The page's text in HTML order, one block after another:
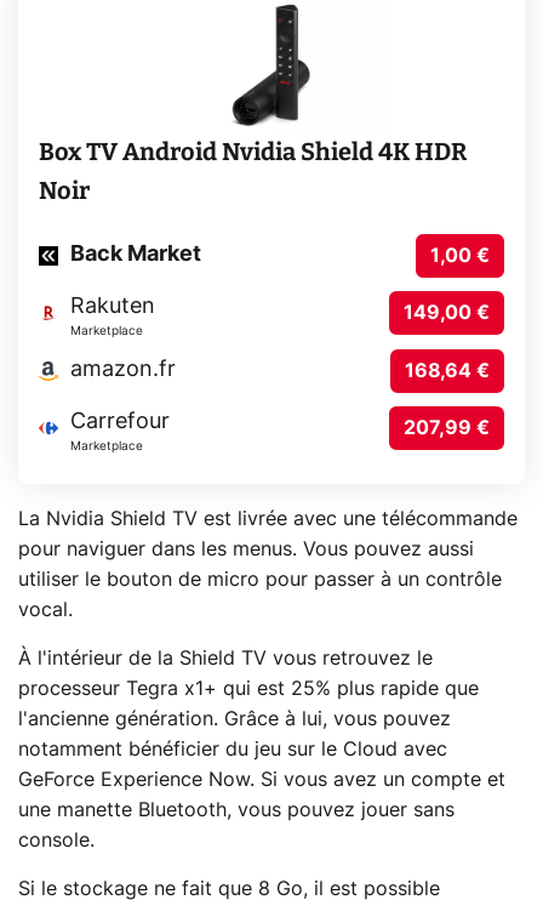
Box TV Android Nvidia Shield 4K HDR
Noir
Back Market 1,00 €
Rakuten
Marketplace
149,00 €
amazon.fr 168,64 €
Carrefour
Marketplace
207,99 €
La Nvidia Shield TV est livrée avec une télécommande
pour naviguer dans les menus. Vous pouvez aussi
utiliser le bouton de micro pour passer à un contrôle
vocal.
À l'intérieur de la Shield TV vous retrouvez le
processeur Tegra x1+ qui est 25% plus rapide que
l'ancienne génération. Grâce à lui, vous pouvez
notamment bénéficier du jeu sur le Cloud avec
GeForce Experience Now. Si vous avez un compte et
une manette Bluetooth, vous pouvez jouer sans
console.
Si le stockage ne fait que 8 Go, il est possible